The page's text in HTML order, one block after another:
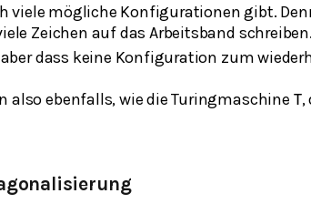
viele mögliche Konfigurationen gibt.
Zeichen auf das Arbeitsband
dass keine Konfiguration zum
also ebenfalls, wie die Turingmaschine T,